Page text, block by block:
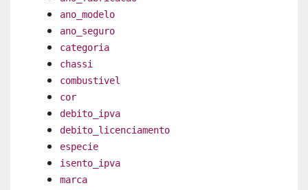
ano_modelo
ano_seguro
categoria
chassi
combustivel
cor
debito_ipva
debito_licenciamento
especie
isento_ipva
marca